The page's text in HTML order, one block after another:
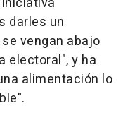
darles un
vengan abajo
electoral", y ha
alimentación lo